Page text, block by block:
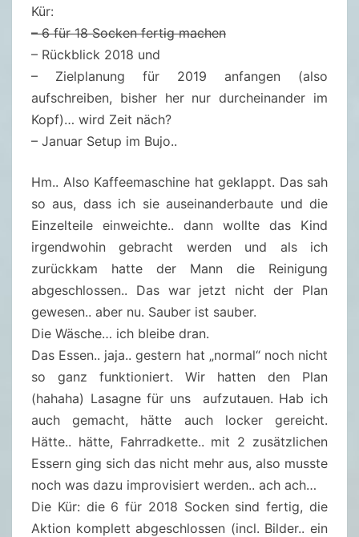
Kür:
– 6 für 18 Socken fertig machen
– Rückblick 2018 und
– Zielplanung für 2019 anfangen (also
aufschreiben, bisher her nur durcheinander im
Kopf)… wird Zeit näch?
– Januar Setup im Bujo..
Hm.. Also Kaffeemaschine hat geklappt. Das sah
so aus, dass ich sie auseinanderbaute und die
Einzelteile einweichte.. dann wollte das Kind
irgendwohin gebracht werden und als ich
zurückkam hatte der Mann die Reinigung
abgeschlossen.. Das war jetzt nicht der Plan
gewesen.. aber nu. Sauber ist sauber.
Die Wäsche… ich bleibe dran.
Das Essen.. jaja.. gestern hat „normal“ noch nicht
so ganz funktioniert. Wir hatten den Plan
(hahaha) Lasagne für uns aufzutauen. Hab ich
auch gemacht, hätte auch locker gereicht.
Hätte.. hätte, Fahrradkette.. mit 2 zusätzlichen
Essern ging sich das nicht mehr aus, also musste
noch was dazu improvisiert werden.. ach ach…
Die Kür: die 6 für 2018 Socken sind fertig, die
Aktion komplett abgeschlossen (incl. Bilder.. ein